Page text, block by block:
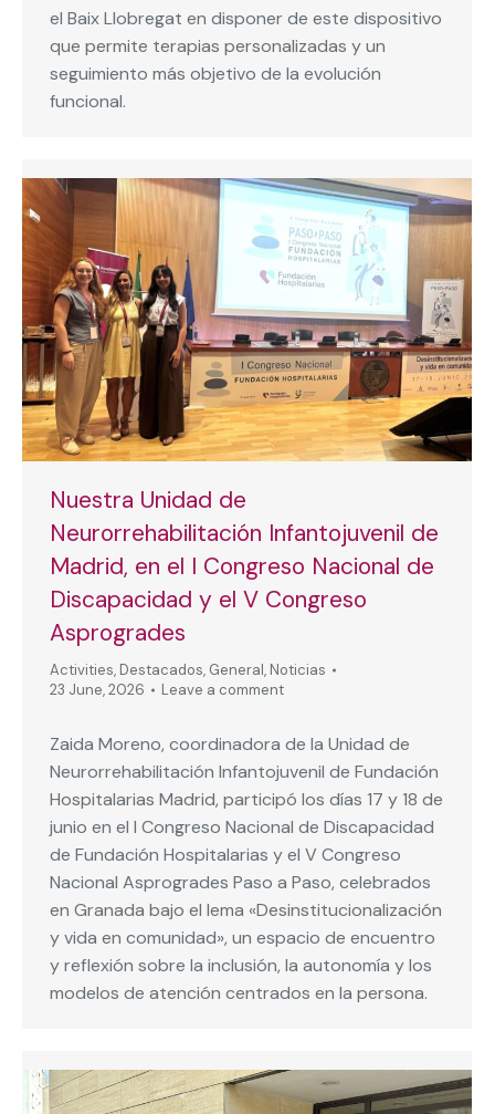
el Baix Llobregat en disponer de este dispositivo
que permite terapias personalizadas y un
seguimiento más objetivo de la evolución
funcional.
Nuestra Unidad de
Neurorrehabilitación Infantojuvenil de
Madrid, en el I Congreso Nacional de
Discapacidad y el V Congreso
Asprogrades
Activities, Destacados, General, Noticias
23 June, 2026
Leave a comment
Zaida Moreno, coordinadora de la Unidad de
Neurorrehabilitación Infantojuvenil de Fundación
Hospitalarias Madrid, participó los días 17 y 18 de
junio en el I Congreso Nacional de Discapacidad
de Fundación Hospitalarias y el V Congreso
Nacional Asprogrades Paso a Paso, celebrados
en Granada bajo el lema «Desinstitucionalización
y vida en comunidad», un espacio de encuentro
y reflexión sobre la inclusión, la autonomía y los
modelos de atención centrados en la persona.